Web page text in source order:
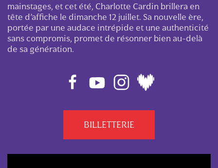
mainstages, et cet été, Charlotte Cardin brillera en
tête d’affiche le dimanche 12 juillet. Sa nouvelle ère,
portée par une audace intrépide et une authenticité
sans compromis, promet de résonner bien au-delà
de sa génération.
BILLETTERIE